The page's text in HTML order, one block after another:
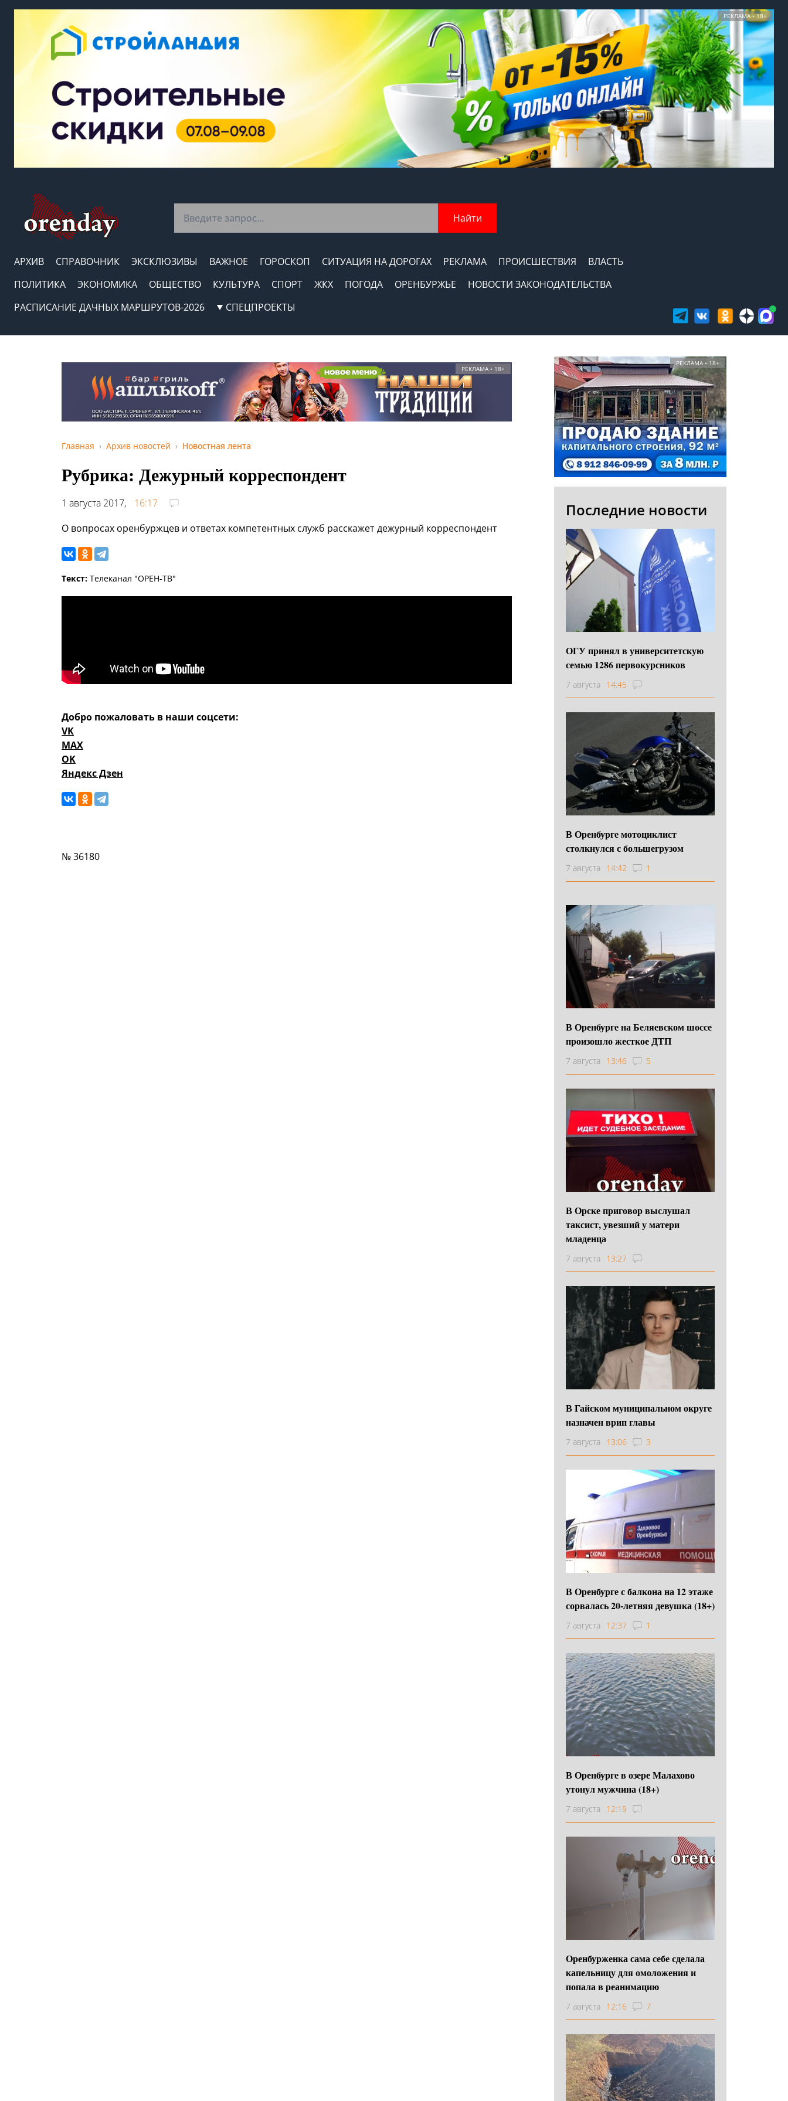
РЕКЛАМА • 18+
Найти
АРХИВ СПРАВОЧНИК ЭКСКЛЮЗИВЫ ВАЖНОЕ ГОРОСКОП СИТУАЦИЯ НА ДОРОГАХ РЕКЛАМА ПРОИСШЕСТВИЯ
ВЛАСТЬ
ПОЛИТИКА
ЭКОНОМИКА ОБЩЕСТВО КУЛЬТУРА СПОРТ ЖКХ ПОГОДА ОРЕНБУРЖЬЕ
НОВОСТИ ЗАКОНОДАТЕЛЬСТВА
РАСПИСАНИЕ ДАЧНЫХ МАРШРУТОВ-2026
СПЕЦПРОЕКТЫ
РЕКЛАМА • 18+
Главная Архив новостей Новостная лента
Рубрика: Дежурный корреспондент
1 августа 2017,
16:17
О вопросах оренбуржцев и ответах компетентных служб расскажет дежурный корреспондент
Текст: Телеканал "ОРЕН-ТВ"
Добро пожаловать в наши соцсети:
VK
MAX
OK
Яндекс Дзен
№ 36180
РЕКЛАМА • 18+
Последние новости
ОГУ принял в университетскую
семью 1286 первокурсников
7 августа 14:45
В Оренбурге мотоциклист
столкнулся с большегрузом
7 августа 14:42 1
В Оренбурге на Беляевском шоссе
произошло жесткое ДТП
7 августа 13:46 5
В Орске приговор выслушал
таксист, увезший у матери
младенца
7 августа 13:27
В Гайском муниципальном округе
назначен врип главы
7 августа 13:06 3
В Оренбурге с балкона на 12 этаже
сорвалась 20-летняя девушка (18+)
7 августа 12:37 1
В Оренбурге в озере Малахово
утонул мужчина (18+)
7 августа 12:19
Оренбурженка сама себе сделала
капельницу для омоложения и
попала в реанимацию
7 августа 12:16 7